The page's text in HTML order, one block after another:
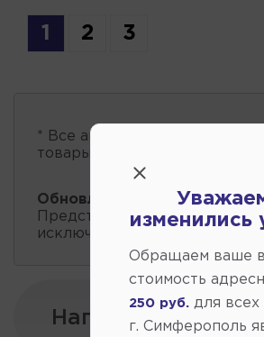
1 2 3
* Все автозапчасти
товары проходит несколько
Обновление остатков и цен:
Представленные данные о
исключительно
Напишите нам:
изменились
Обращаем ваше
стоимость
250 руб.
для всех
г. Симферополь